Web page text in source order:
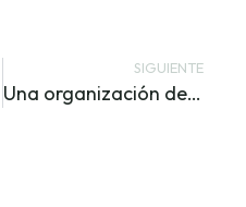
SIGUIENTE
Una organización de consumidores denuncia a WhatsApp ante la UE